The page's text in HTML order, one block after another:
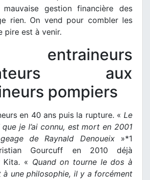
mauvaise gestion financière des
rien. On vend pour combler les
pire est à venir.
entraineurs
aux
pompiers
en 40 ans puis la rupture. « Le
je l’ai connu, est mort en 2001
de Raynald Denoueix »*1
Gourcuff en 2010 déjà
Kita. « Quand on tourne le dos à
à une philosophie, il y a forcément